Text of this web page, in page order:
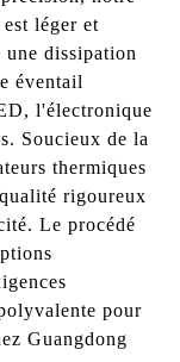
léger et
dissipation
éventail
l'électronique
Soucieux de la
thermiques
rigoureux
Le procédé
pour
Guangdong